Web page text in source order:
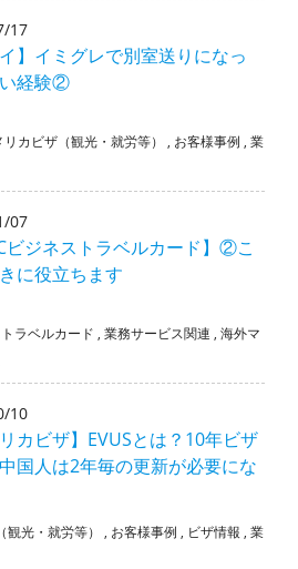
17
イ】イミグレで別室送りになっ
経験②
リカビザ（観光・就労等） , お客様事例 , 業
07
ビジネストラベルカード】②こ
に役立ちます
ラベルカード , 業務サービス関連 , 海外マ
10
リカビザ】EVUSとは？10年ビザ
国人は2年毎の更新が必要にな
光・就労等） , お客様事例 , ビザ情報 , 業